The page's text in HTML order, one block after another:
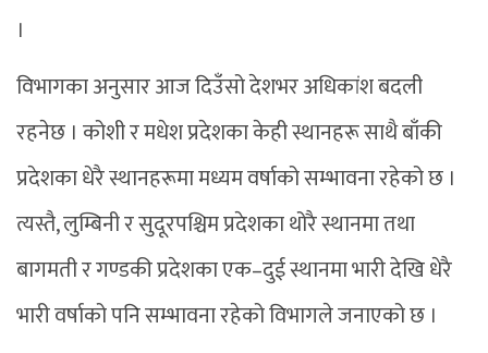
।
विभागका अनुसार आज दिउँसो देशभर अधिकांश बदली
रहनेछ । कोशी र मधेश प्रदेशका केही स्थानहरू साथै बाँकी
प्रदेशका धेरै स्थानहरूमा मध्यम वर्षाको सम्भावना रहेको छ ।
त्यस्तै, लुम्बिनी र सुदूरपश्चिम प्रदेशका थोरै स्थानमा तथा
बागमती र गण्डकी प्रदेशका एक–दुई स्थानमा भारी देखि धेरै
भारी वर्षाको पनि सम्भावना रहेको विभागले जनाएको छ ।